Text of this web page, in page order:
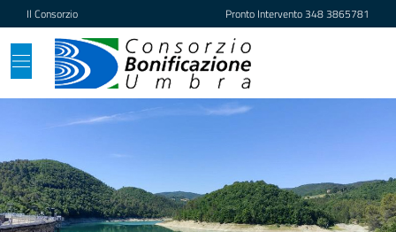
Vai ai contenuti
Vai al footer
Il Consorzio Pronto Intervento348 3865781